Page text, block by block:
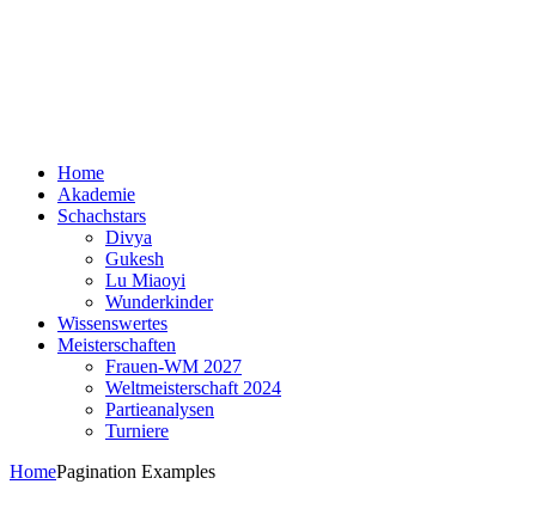
Home
Akademie
Schachstars
Divya
Gukesh
Lu Miaoyi
Wunderkinder
Wissenswertes
Meisterschaften
Frauen-WM 2027
Weltmeisterschaft 2024
Partieanalysen
Turniere
HomePagination Examples